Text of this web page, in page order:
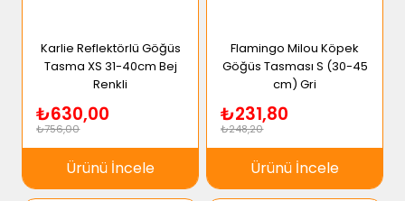
Karlie Reflektörlü Göğüs
Tasma XS 31-40cm Bej
Renkli
₺630,00
₺756,00
Ürünü İncele
Flamingo Milou Köpek
Göğüs Tasması S (30-45
cm) Gri
₺231,80
₺248,20
Ürünü İncele